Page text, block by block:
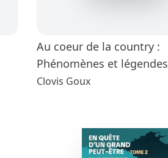
Au coeur de la country :
Phénomènes et légendes
Clovis Goux